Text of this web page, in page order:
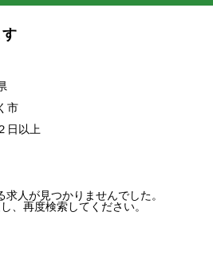
市
日以上
人が見つかりませんでした。
、再度検索してください。